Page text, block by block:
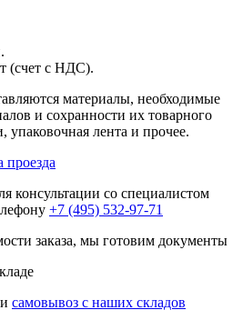
(счет с НДС).
материалы, необходимые
и сохранности их товарного
упаковочная лента и прочее.
проезда
консультации со специалистом
+7 (495) 532-97-71
заказа, мы готовим документы
самовывоз с наших складов